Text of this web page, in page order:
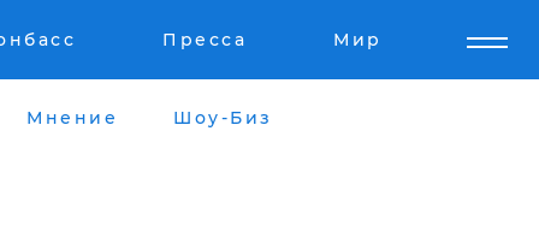
Пресса Мир
Мнение Шоу-Биз